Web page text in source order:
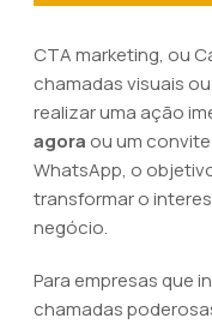
CTA marketing, ou
chamadas visuais
realizar uma ação
agora ou um
WhatsApp, o
transformar o
negócio.
Para empresas que
chamadas